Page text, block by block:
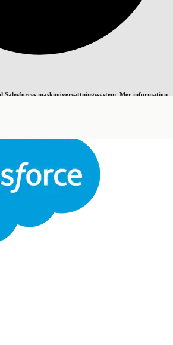
Salesforces maskinöversättningssystem. Mer information